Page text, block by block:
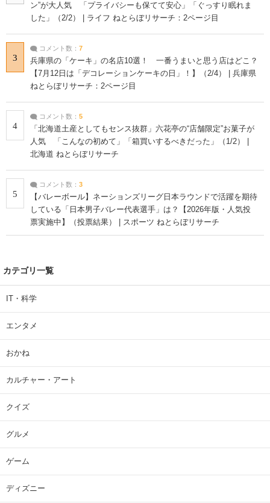
ン”が大人気 「プライバシーも保てて安心」「ぐっすり眠れま
した」（2/2） | ライフ ねとらぼリサーチ：2ページ目
3
コメント数： 7
兵庫県の「ケーキ」の名店10選！ 一番うまいと思う店はどこ？
【7月12日は「デコレーションケーキの日」！】（2/4） | 兵庫県
ねとらぼリサーチ：2ページ目
4
コメント数： 5
「北海道土産としてもセンス抜群」六花亭の“店舗限定”お菓子が
人気 「こんなの初めて」「箱買いするべきだった」（1/2） |
北海道 ねとらぼリサーチ
5
コメント数： 3
【バレーボール】ネーションズリーグ日本ラウンドで活躍を期待
している「日本男子バレー代表選手」は？【2026年版・人気投
票実施中】（投票結果） | スポーツ ねとらぼリサーチ
カテゴリ一覧
IT・科学
エンタメ
おかね
カルチャー・アート
クイズ
グルメ
ゲーム
ディズニー